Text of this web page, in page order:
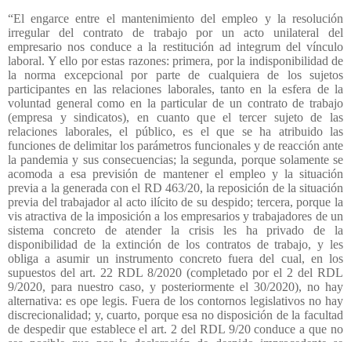
“El engarce entre el mantenimiento del empleo y la resolución
irregular del contrato de trabajo por un acto unilateral del
empresario nos conduce a la restitución ad integrum del vínculo
laboral. Y ello por estas razones: primera, por la indisponibilidad de
la norma excepcional por parte de cualquiera de los sujetos
participantes en las relaciones laborales, tanto en la esfera de la
voluntad general como en la particular de un contrato de trabajo
(empresa y sindicatos), en cuanto que el tercer sujeto de las
relaciones laborales, el público, es el que se ha atribuido las
funciones de delimitar los parámetros funcionales y de reacción ante
la pandemia y sus consecuencias; la segunda, porque solamente se
acomoda a esa previsión de mantener el empleo y la situación
previa a la generada con el RD 463/20, la reposición de la situación
previa del trabajador al acto ilícito de su despido; tercera, porque la
vis atractiva de la imposición a los empresarios y trabajadores de un
sistema concreto de atender la crisis les ha privado de la
disponibilidad de la extinción de los contratos de trabajo, y les
obliga a asumir un instrumento concreto fuera del cual, en los
supuestos del art. 22 RDL 8/2020 (completado por el 2 del RDL
9/2020, para nuestro caso, y posteriormente el 30/2020), no hay
alternativa: es ope legis. Fuera de los contornos legislativos no hay
discrecionalidad; y, cuarto, porque esa no disposición de la facultad
de despedir que establece el art. 2 del RDL 9/20 conduce a que no